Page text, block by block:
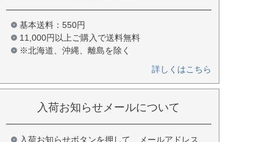
基本送料：550円
11,000円以上ご購入で送料無料
※北海道、沖縄、離島を除く
詳しくはこちら
入荷お知らせメールについて
入荷お知らせボタンを押して、メールアドレス